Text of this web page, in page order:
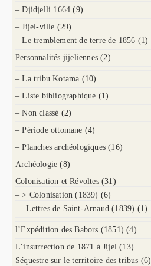
– Djidjelli 1664 (9)
– Jijel-ville (29)
– Le tremblement de terre de 1856 (1)
Personnalités jijeliennes (2)
– La tribu Kotama (10)
– Liste bibliographique (1)
– Non classé (2)
– Période ottomane (4)
– Planches archéologiques (16)
Archéologie (8)
Colonisation et Révoltes (31)
– > Colonisation (1839) (6)
— Lettres de Saint-Arnaud (1839) (1)
l’Expédition des Babors (1851) (4)
L’insurrection de 1871 à Jijel (13)
Séquestre sur le territoire des tribus (6)